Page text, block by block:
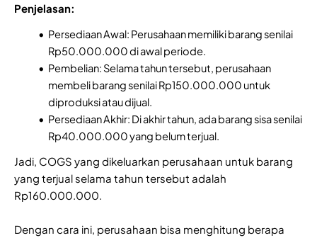
Penjelasan:
Persediaan Awal: Perusahaan memiliki barang senilai
Rp50.000.000 di awal periode.
Pembelian: Selama tahun tersebut, perusahaan
membeli barang senilai Rp150.000.000 untuk
diproduksi atau dijual.
Persediaan Akhir: Di akhir tahun, ada barang sisa senilai
Rp40.000.000 yang belum terjual.
Jadi, COGS yang dikeluarkan perusahaan untuk barang
yang terjual selama tahun tersebut adalah
Rp160.000.000.
Dengan cara ini, perusahaan bisa menghitung berapa